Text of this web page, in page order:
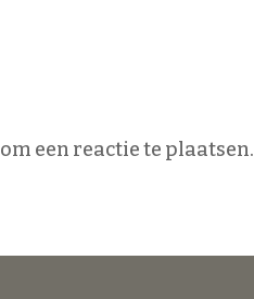
om een reactie te plaatsen.